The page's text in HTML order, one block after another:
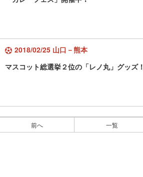
2018/02/25 山口－熊本
マスコット総選挙２位の「レノ丸」グッズ！
前へ 一覧